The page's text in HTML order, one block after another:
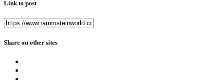
Link to post
Share on other sites